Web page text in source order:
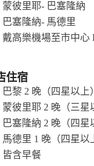
蒙彼里耶- 巴塞隆納
巴塞隆納- 馬德里
戴高樂機場至市中心
住宿
巴黎 2 晚（四星以上）
蒙彼里耶 2 晚（三星
巴塞隆納 2 晚（四星
馬德里 1 晚（四星以
皆含早餐